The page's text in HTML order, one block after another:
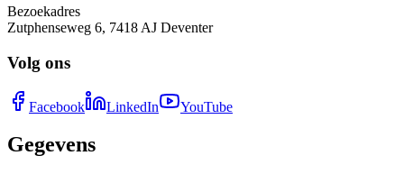
Bezoekadres
Zutphenseweg 6, 7418 AJ Deventer
Volg ons
Facebook LinkedIn YouTube
Gegevens